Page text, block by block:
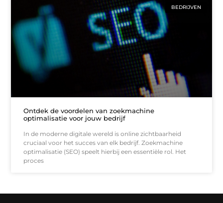
BEDRIJVEN
Ontdek de voordelen van zoekmachine
optimalisatie voor jouw bedrijf
In de moderne digitale wereld is online zichtbaarheid
cruciaal voor het succes van elk bedrijf. Zoekmachine
optimalisatie (SEO) speelt hierbij een essentiële rol. Het
proces